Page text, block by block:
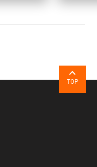
ะบวนการยุติธรรม
ย ตรวจสอบได้ทุกคดี
TOP